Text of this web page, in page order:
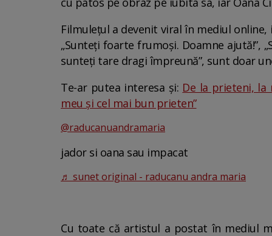
Filmulețul a devenit viral în mediul
„Sunteți foarte frumoși. Doamne ajută!”,
sunteți tare dragi împreună”, sunt doar
Te-ar putea interesa și: De la prieteni, la
meu și cel mai bun prieten”
@raducanuandramaria
jador si oana sau impacat
♬ sunet original - raducanu andra maria
Cu toate că artistul a postat în mediul